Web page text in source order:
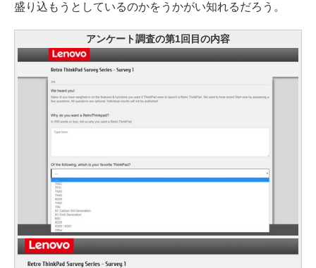
盛り込もうとしているのかをうかがい知れるだろう。
アンケート調査の第1回目の内容